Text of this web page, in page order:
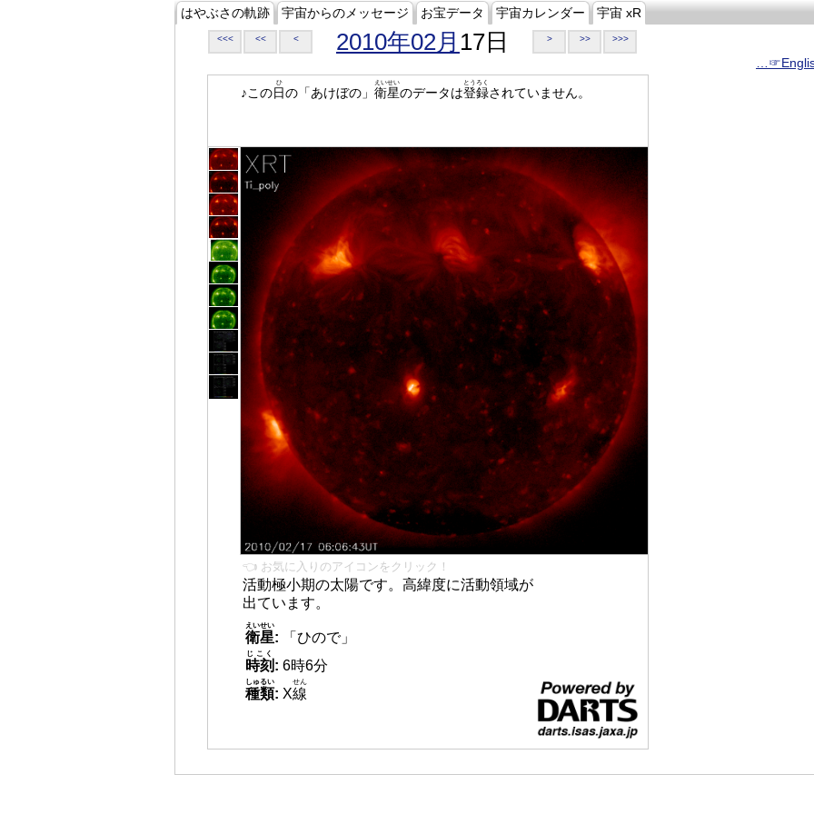
はやぶさの軌跡 宇宙からのメッセージ お宝データ 宇宙カレンダー 宇宙 xR
<<< << < 2010年02月 17日 > >> >>>
♪この日
ひ
の「あけぼの」 衛星
えいせい
のデータは登録
とうろく
されていません。
👈 お気に入りのアイコンをクリック！
活動極小期の太陽です。高緯度に活動領域が
出ています。
衛星
えいせい
:
「ひので」
時刻
じこく
: 6時6分
種類
しゅるい
: X線
せん